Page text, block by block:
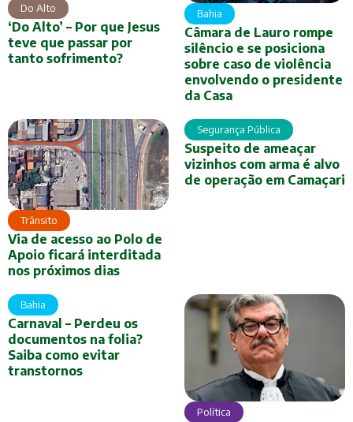
Do Alto
‘Do Alto’ – Por que Jesus
teve que passar por
tanto sofrimento?
Bahia
Câmara de Lauro rompe
silêncio e se posiciona
sobre caso de violência
envolvendo o presidente
da Casa
Trânsito
Via de acesso ao Polo de
Apoio ficará interditada
nos próximos dias
Segurança Pública
Suspeito de ameaçar
vizinhos com arma é alvo
de operação em Camaçari
Bahia
Carnaval – Perdeu os
documentos na folia?
Saiba como evitar
transtornos
Política